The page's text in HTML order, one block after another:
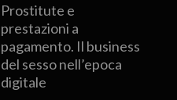
Prostitute e
prestazioni a
pagamento. Il business
del sesso nell’epoca
digitale